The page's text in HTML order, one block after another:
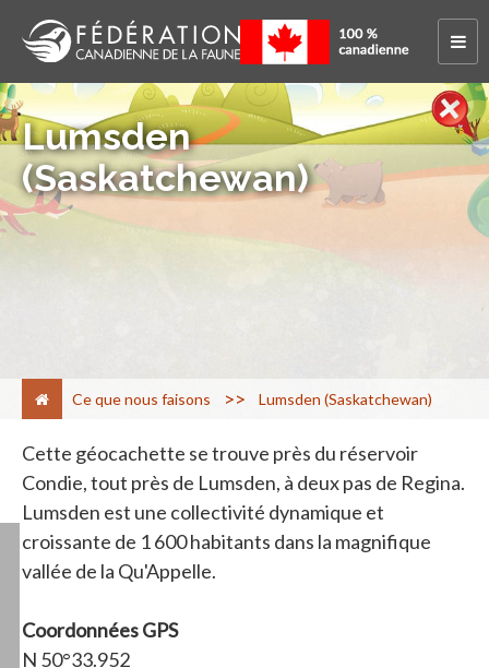
Lumsden
(Saskatchewan)
Ce que nous faisons > Lumsden (Saskatchewan)
Cette géocachette se trouve près du réservoir
Condie, tout près de Lumsden, à deux pas de Regina.
Lumsden est une collectivité dynamique et
croissante de 1 600 habitants dans la magnifique
vallée de la Qu'Appelle.
Coordonnées GPS
N 50°33.952